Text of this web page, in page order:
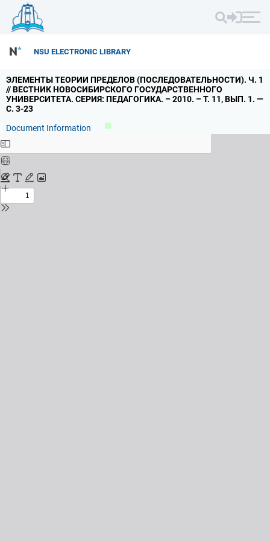
NSU ELECTRONIC LIBRARY
ЭЛЕМЕНТЫ ТЕОРИИ ПРЕДЕЛОВ (ПОСЛЕДОВАТЕЛЬНОСТИ). Ч. 1
// ВЕСТНИК НОВОСИБИРСКОГО ГОСУДАРСТВЕННОГО
УНИВЕРСИТЕТА. СЕРИЯ: ПЕДАГОГИКА. – 2010. – Т. 11,ВЫП. 1. —
С. 3-23
Document Information